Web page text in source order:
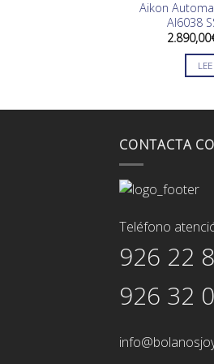
Aikon
AI6038
2.890,00
CONTACTA
Teléfono
926 22
926 32